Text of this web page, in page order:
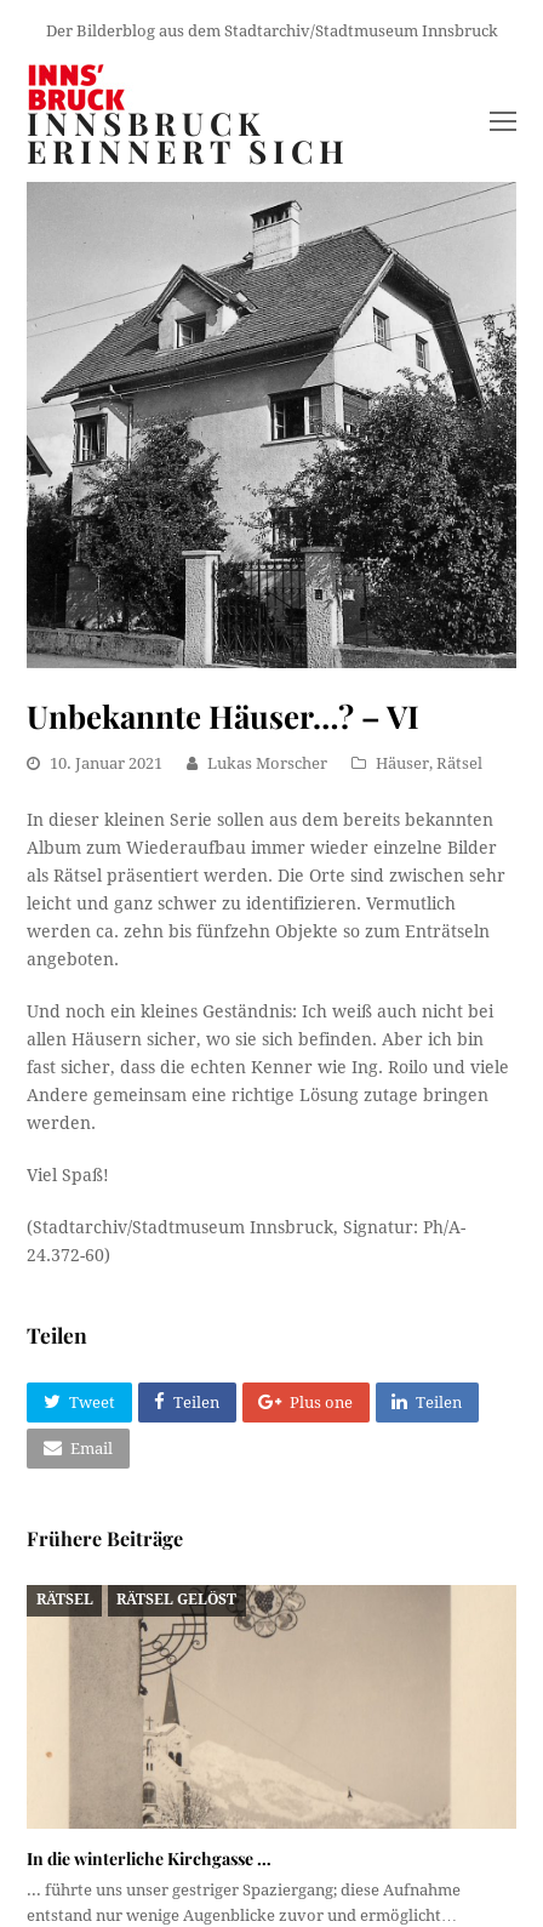
Der Bilderblog aus dem Stadtarchiv/Stadtmuseum Innsbruck
INNSBRUCK
ERINNERT SICH
Unbekannte Häuser…? – VI
10. Januar 2021 Lukas Morscher Häuser,Rätsel
In dieser kleinen Serie sollen aus dem bereits bekannten
Album zum Wiederaufbau immer wieder einzelne Bilder
als Rätsel präsentiert werden. Die Orte sind zwischen sehr
leicht und ganz schwer zu identifizieren. Vermutlich
werden ca. zehn bis fünfzehn Objekte so zum Enträtseln
angeboten.
Und noch ein kleines Geständnis: Ich weiß auch nicht bei
allen Häusern sicher, wo sie sich befinden. Aber ich bin
fast sicher, dass die echten Kenner wie Ing. Roilo und viele
Andere gemeinsam eine richtige Lösung zutage bringen
werden.
Viel Spaß!
(Stadtarchiv/Stadtmuseum Innsbruck, Signatur: Ph/A-
24.372-60)
Teilen
Tweet Teilen Plus one Teilen
Email
Frühere Beiträge
RÄTSEL RÄTSEL GELÖST
In die winterliche Kirchgasse …
... führte uns unser gestriger Spaziergang; diese Aufnahme
entstand nur wenige Augenblicke zuvor und ermöglicht…